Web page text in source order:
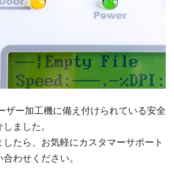
ザー加工機に備え付けられている安全
ました。
たら、お気軽にカスタマーサポート
わせください。